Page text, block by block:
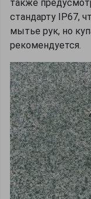
также
стандарту IP67,
мытье рук, но
рекомендуется.